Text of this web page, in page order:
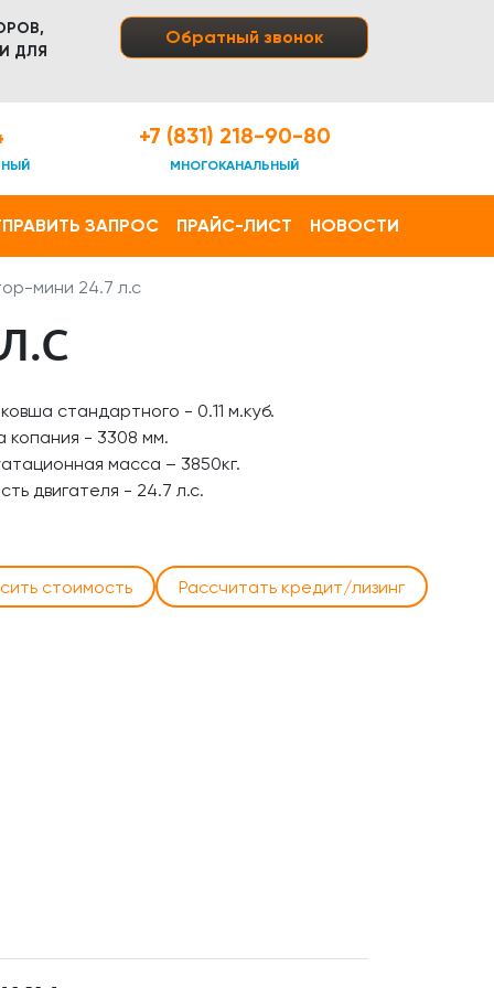
ДЛЯ
Обратный звонок
+7 (831) 218-90-80
МНОГОКАНАЛЬНЫЙ
ЗАПРОС ПРАЙС-ЛИСТ НОВОСТИ
мини 24.7 л.с
стандартного - 0.11 м.куб.
копания - 3308 мм.
масса – 3850кг.
двигателя - 24.7 л.с.
стоимость Рассчитать кредит/лизинг